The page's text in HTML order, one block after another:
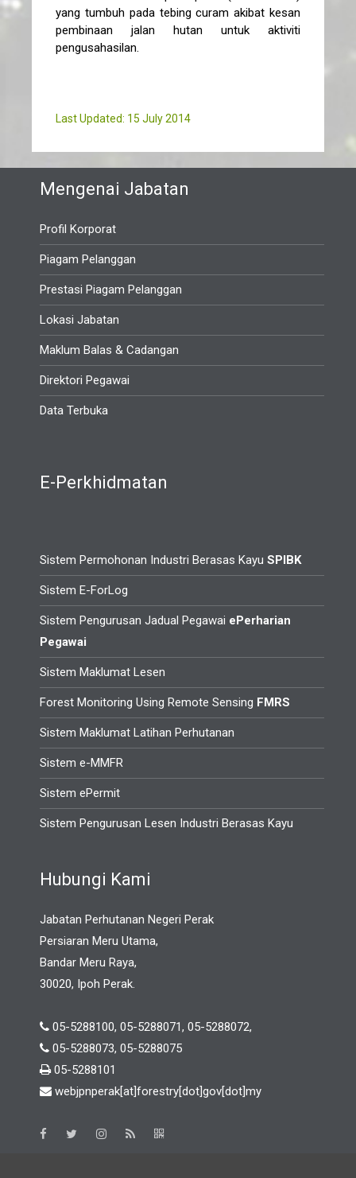
yang tumbuh pada tebing curam akibat kesan
pembinaan jalan hutan untuk aktiviti
pengusahasilan.
Last Updated: 15 July 2014
Mengenai Jabatan
Profil Korporat
Piagam Pelanggan
Prestasi Piagam Pelanggan
Lokasi Jabatan
Maklum Balas & Cadangan
Direktori Pegawai
Data Terbuka
E-Perkhidmatan
Sistem Permohonan Industri Berasas Kayu SPIBK
Sistem E-ForLog
Sistem Pengurusan Jadual Pegawai ePerharian
Pegawai
Sistem Maklumat Lesen
Forest Monitoring Using Remote Sensing FMRS
Sistem Maklumat Latihan Perhutanan
Sistem e-MMFR
Sistem ePermit
Sistem Pengurusan Lesen Industri Berasas Kayu
Hubungi Kami
Jabatan Perhutanan Negeri Perak
Persiaran Meru Utama,
Bandar Meru Raya,
30020, Ipoh Perak.
05-5288100, 05-5288071, 05-5288072,
05-5288073, 05-5288075
05-5288101
webjpnperak[at]forestry[dot]gov[dot]my